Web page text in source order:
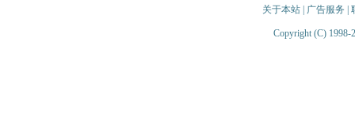
关于本站| 广告服务
Copyright (C) 1998-